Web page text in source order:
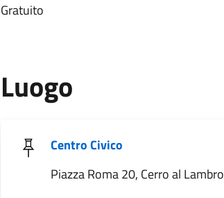
Gratuito
Luogo
Centro Civico
Piazza Roma 20, Cerro al Lambro